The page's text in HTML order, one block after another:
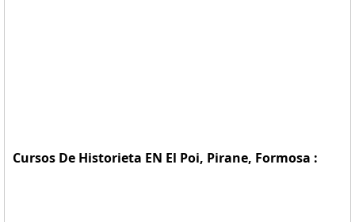
Cursos De Historieta EN El Poi, Pirane, Formosa :